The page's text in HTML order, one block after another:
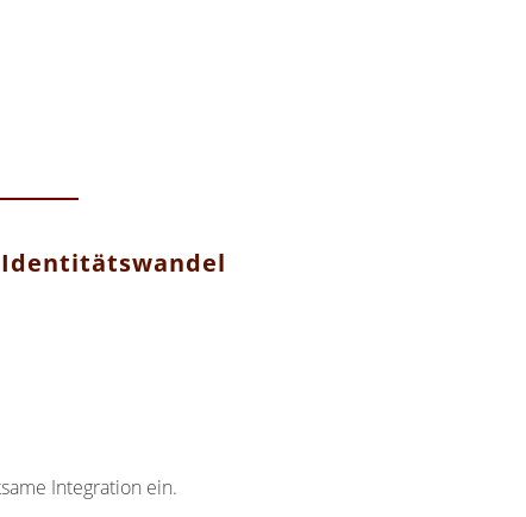
Identitätswandel
Integration ein.